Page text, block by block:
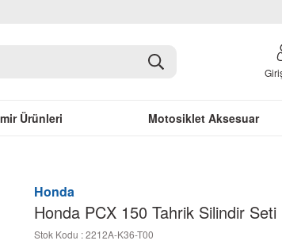
Ürünleri Motosiklet Aksesuar
Honda
Honda PCX 150 Tahrik Silindir Seti
Stok Kodu : 2212A-K36-T00